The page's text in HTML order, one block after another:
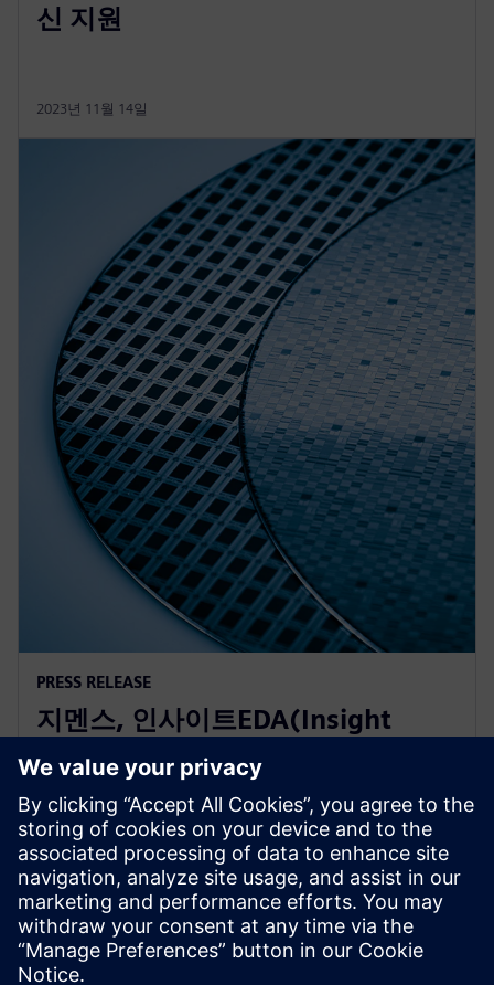
신 지원
2023년 11월 14일
PRESS RELEASE
지멘스, 인사이트EDA(Insight
EDA) 인수 캘리버(Calibre) IC 신뢰
성 검증 제품군 강화
2023년 11월 15일